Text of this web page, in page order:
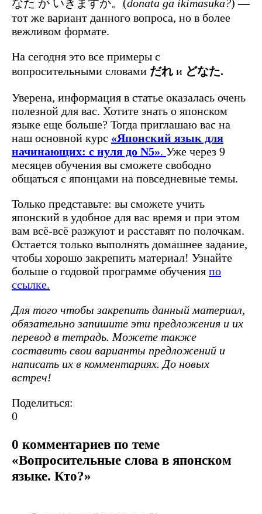
なた が いきますか。(donata ga ikimasuka?) —
тот же вариант данного вопроса, но в более
вежливом формате.
На сегодня это все примеры с
вопросительными словами だれи どなた.
Уверена, информация в статье оказалась очень
полезной для вас. Хотите знать о японском
языке еще больше? Тогда приглашаю вас на
наш основной курс «Японский язык для
начинающих: с нуля до N5». Уже через 9
месяцев обучения вы сможете свободно
общаться с японцами на повседневные темы.
Только представьте: вы сможете учить
японский в удобное для вас время и при этом
вам всё-всё разжуют и расставят по полочкам.
Остается только выполнять домашнее задание,
чтобы хорошо закрепить материал! Узнайте
больше о годовой программе обучения по
ссылке.
Для того чтобы закрепить данный материал,
обязательно запишите эти предложения и их
перевод в тетрадь. Можете также
составить свои варианты предложений и
написать их в комментариях. До новых
встреч!
Поделиться:
0
0 комментариев по теме
«Вопросительные слова в японском
языке. Кто?»